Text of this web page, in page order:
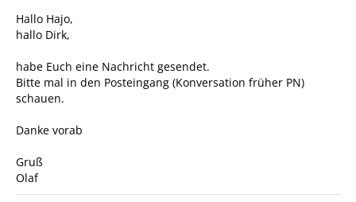
Hallo Hajo,
hallo Dirk,
habe Euch eine Nachricht gesendet.
Bitte mal in den Posteingang (Konversation früher PN)
schauen.
Danke vorab
Gruß
Olaf